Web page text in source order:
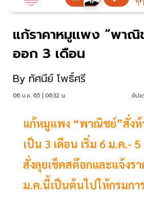
แก้ราคาหมูเเพง “พา
ออก 3 เดือน
By ทัศนีย์ โพธิ์ศรี
06 ม.ค. 65 | 06:32 น. อัปเ
แก้หมูแพง “พาณิชย์”สั่ง
เป็น 3 เดือน เริ่ม 6 ม.ค.-
สั่งลุยเช็คสต๊อกและแจ้งรา
ม.ค.นี้เป็นต้นไปให้กรมกา